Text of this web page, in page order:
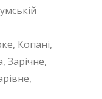
Копані,
Зарічне,